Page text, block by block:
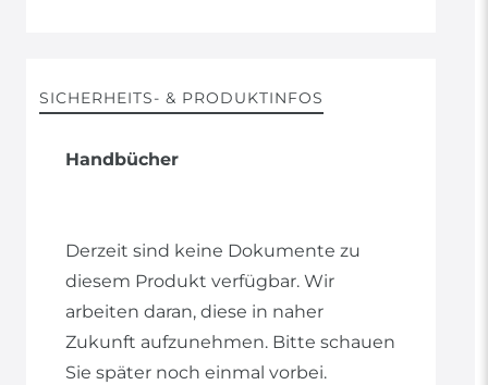
SICHERHEITS- & PRODUKTINFOS
Handbücher
Derzeit sind keine Dokumente zu
diesem Produkt verfügbar. Wir
arbeiten daran, diese in naher
Zukunft aufzunehmen. Bitte schauen
Sie später noch einmal vorbei.